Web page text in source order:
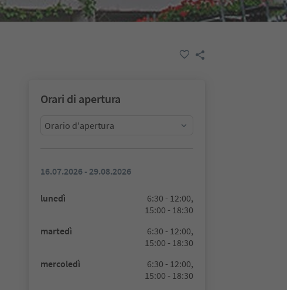
Orari di apertura
Orario d'apertura
16.07.2026 - 29.08.2026
lunedì
6:30 - 12:00,
15:00 - 18:30
martedì
6:30 - 12:00,
15:00 - 18:30
mercoledì
6:30 - 12:00,
15:00 - 18:30